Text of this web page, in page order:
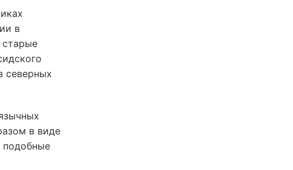
в
старые
северных
в виде
подобные